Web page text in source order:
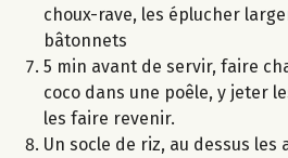
choux-rave, les éplucher
bâtonnets
5 min avant de servir, faire
coco dans une poêle, y jeter
les faire revenir.
Un socle de riz, au dessus